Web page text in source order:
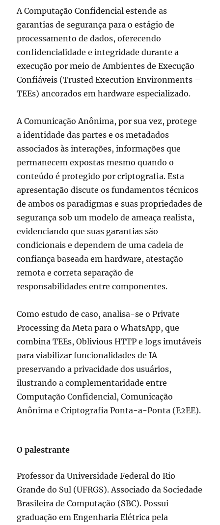
A Computação Confidencial estende as
garantias de segurança para o estágio de
processamento de dados, oferecendo
confidencialidade e integridade durante a
execução por meio de Ambientes de Execução
Confiáveis (Trusted Execution Environments –
TEEs) ancorados em hardware especializado.
A Comunicação Anônima, por sua vez, protege
a identidade das partes e os metadados
associados às interações, informações que
permanecem expostas mesmo quando o
conteúdo é protegido por criptografia. Esta
apresentação discute os fundamentos técnicos
de ambos os paradigmas e suas propriedades de
segurança sob um modelo de ameaça realista,
evidenciando que suas garantias são
condicionais e dependem de uma cadeia de
confiança baseada em hardware, atestação
remota e correta separação de
responsabilidades entre componentes.
Como estudo de caso, analisa-se o Private
Processing da Meta para o WhatsApp, que
combina TEEs, Oblivious HTTP e logs imutáveis
para viabilizar funcionalidades de IA
preservando a privacidade dos usuários,
ilustrando a complementaridade entre
Computação Confidencial, Comunicação
Anônima e Criptografia Ponta-a-Ponta (E2EE).
O palestrante
Professor da Universidade Federal do Rio
Grande do Sul (UFRGS). Associado da Sociedade
Brasileira de Computação (SBC). Possui
graduação em Engenharia Elétrica pela